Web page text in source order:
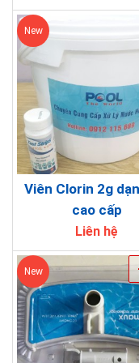
New
Viên Clorin 2g
cao cấp
Liên hệ
New